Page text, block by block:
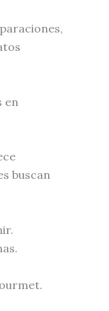
en
buscan